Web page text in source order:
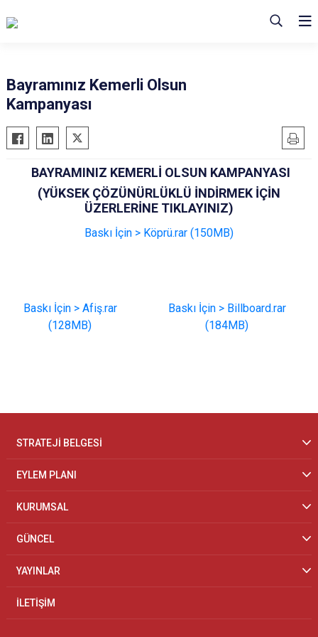
Bayramınız Kemerli Olsun
Kampanyası
BAYRAMINIZ KEMERLİ OLSUN KAMPANYASI
(YÜKSEK ÇÖZÜNÜRLÜKLÜ İNDİRMEK İÇİN
ÜZERLERİNE TIKLAYINIZ)
Baskı İçin > Köprü.rar (150MB)
Baskı İçin > Afiş.rar
(128MB)
Baskı İçin > Billboard.rar
(184MB)
STRATEJİ BELGESİ
EYLEM PLANI
KURUMSAL
GÜNCEL
YAYINLAR
İLETİŞİM